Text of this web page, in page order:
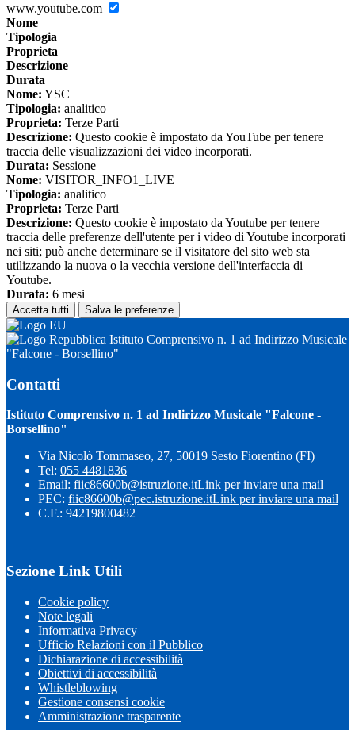
www.youtube.com
Nome
Tipologia
Proprieta
Descrizione
Durata
Nome: YSC
Tipologia: analitico
Proprieta: Terze Parti
Descrizione: Questo cookie è impostato da YouTube per tenere
traccia delle visualizzazioni dei video incorporati.
Durata: Sessione
Nome: VISITOR_INFO1_LIVE
Tipologia: analitico
Proprieta: Terze Parti
Descrizione: Questo cookie è impostato da Youtube per tenere
traccia delle preferenze dell'utente per i video di Youtube incorporati
nei siti; può anche determinare se il visitatore del sito web sta
utilizzando la nuova o la vecchia versione dell'interfaccia di
Youtube.
Durata: 6 mesi
Accetta tutti Salva le preferenze
Istituto Comprensivo n. 1 ad Indirizzo Musicale
"Falcone - Borsellino"
Contatti
Istituto Comprensivo n. 1 ad Indirizzo Musicale "Falcone -
Borsellino"
Via Nicolò Tommaseo, 27, 50019 Sesto Fiorentino (FI)
Tel: 055 4481836
Email: fiic86600b@istruzione.itLink per inviare una mail
PEC: fiic86600b@pec.istruzione.itLink per inviare una mail
C.F.: 94219800482
Sezione Link Utili
Cookie policy
Note legali
Informativa Privacy
Ufficio Relazioni con il Pubblico
Dichiarazione di accessibilità
Obiettivi di accessibilità
Whistleblowing
Gestione consensi cookie
Amministrazione trasparente